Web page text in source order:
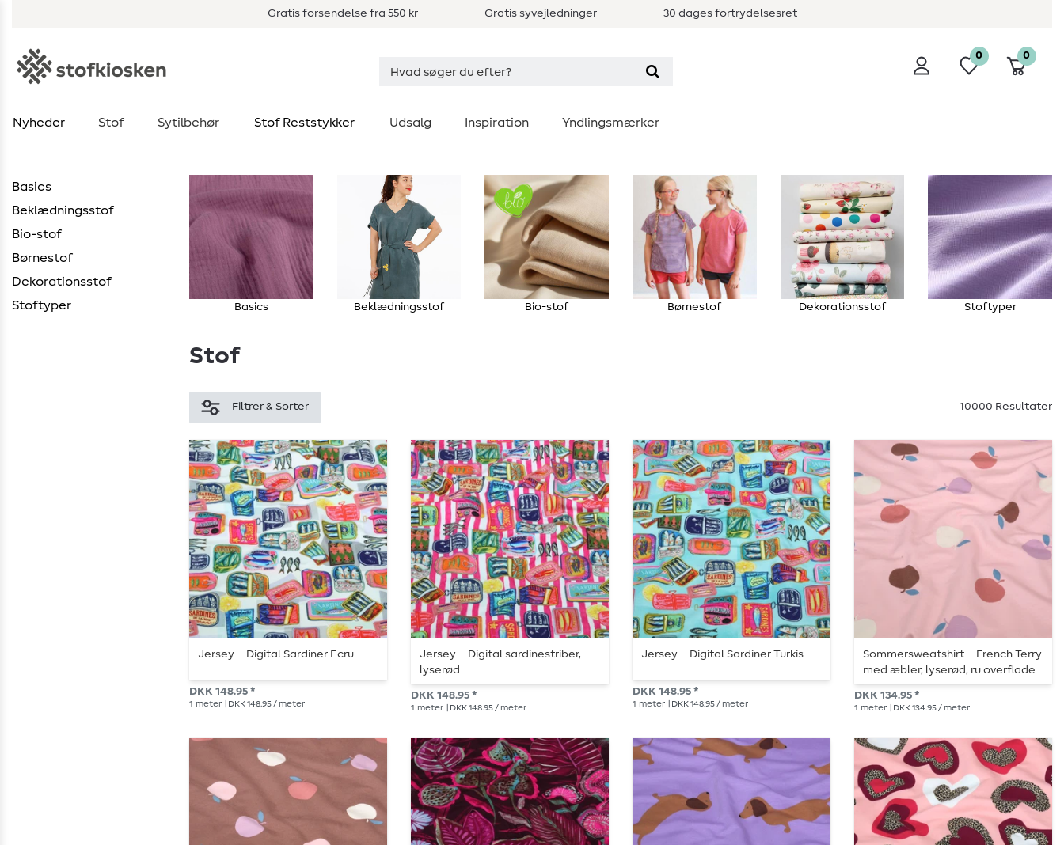
Gratis forsendelse fra 550 kr Gratis syvejledninger 30 dages fortrydelsesret
0 0
Nyheder Stof Sytilbehør Stof Reststykker Udsalg Inspiration Yndlingsmærker
Basics
Beklædningsstof
Bio-stof
Børnestof
Dekorationsstof
Stoftyper
Basics Beklædningsstof Bio-stof Børnestof Dekorationsstof Stoftyper
Stof
Filtrer & Sorter 10000 Resultater
Jersey – Digital Sardiner Ecru
DKK 148.95 *
1 meter | DKK 148.95 / meter
Jersey – Digital sardinestriber,
lyserød
DKK 148.95 *
1 meter | DKK 148.95 / meter
Jersey – Digital Sardiner Turkis
DKK 148.95 *
1 meter | DKK 148.95 / meter
Sommersweatshirt – French Terry
med æbler, lyserød, ru overflade
DKK 134.95 *
1 meter | DKK 134.95 / meter